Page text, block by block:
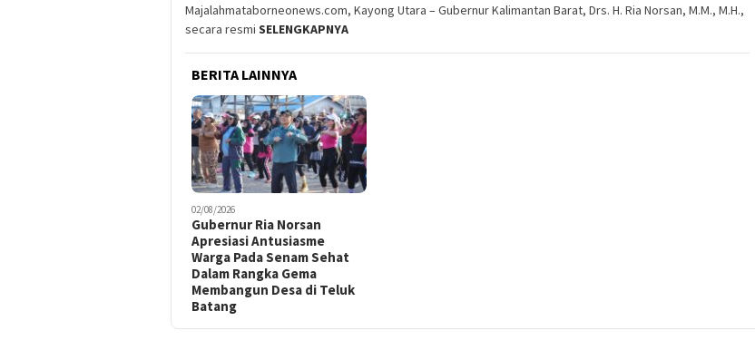
Majalahmataborneonews.com, Kayong Utara – Gubernur Kalimantan Barat, Drs. H. Ria Norsan, M.M., M.H.,
secara resmi SELENGKAPNYA
BERITA LAINNYA
02/08/2026
Gubernur Ria Norsan
Apresiasi Antusiasme
Warga Pada Senam Sehat
Dalam Rangka Gema
Membangun Desa di Teluk
Batang